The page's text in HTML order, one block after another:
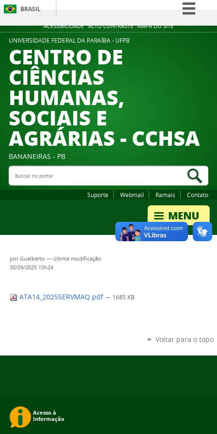
ACESSIBILIDADE ALTO CONTRASTE MAPA DO SITE
BRASIL
Simplifique!
UNIVERSIDADE FEDERAL DA PARAÍBA - UFPB
CENTRO DE
CIÊNCIAS
HUMANAS,
SOCIAIS E
AGRÁRIAS - CCHSA
BANANEIRAS - PB
Buscar no portal
Suporte Webmail Ramais Contato
porGualberto — última modificação
30/09/2025 15h24
ATA14_2025SERVMAQ.pdf — 1685 KB
Voltar para o topo